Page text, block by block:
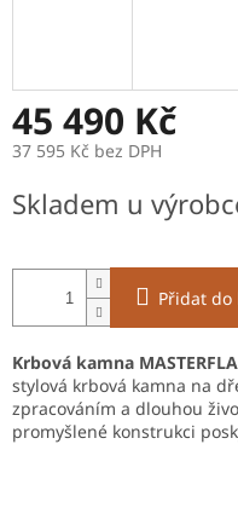
45 490 Kč
37 595 Kč bez DPH
cena:
Skladem u
Přidat do
Krbová kamna
stylová krbová kamna na
zpracováním a dlouhou
promyšlené konstrukci